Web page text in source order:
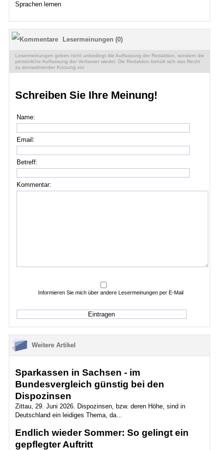
Sprachen lernen
Lesermeinungen (0)
Lesermeinungen geben nicht unbedingt die Auffassung der Redaktion, sondern die
persönliche Auffassung der Verfasser wieder. Die Redaktion behält sich das Recht
zu sinnwahrender Kürzung vor.
Schreiben Sie Ihre Meinung!
Name:
Email:
Betreff:
Kommentar:
Informieren Sie mich über andere Lesermeinungen per E-Mail
Weitere Artikel
Sparkassen in Sachsen - im
Bundesvergleich günstig bei den
Dispozinsen
Zittau, 29. Juni 2026. Dispozinsen, bzw. deren Höhe, sind in
Deutschland ein leidiges Thema, da...
Endlich wieder Sommer: So gelingt ein
gepflegter Auftritt